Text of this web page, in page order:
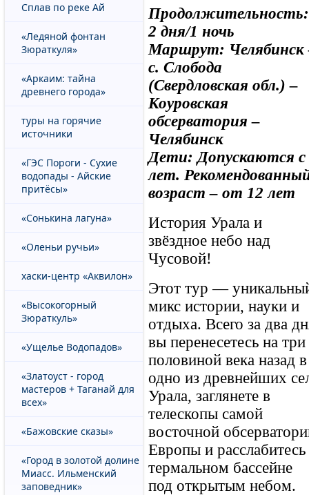
Сплав по реке Ай
«Ледяной фонтан
Зюраткуля»
«Аркаим: тайна
древнего города»
туры на горячие
источники
«ГЭС Пороги - Сухие
водопады - Айские
притёсы»
«Сонькина лагуна»
«Оленьи ручьи»
хаски-центр «Аквилон»
«Высокогорный
Зюраткуль»
«Ущелье Водопадов»
«Златоуст - город
мастеров + Таганай для
всех»
«Бажовские сказы»
«Город в золотой долине
Миасс. Ильменский
заповедник»
Продолжительность:
2 дня/1 ночь
Маршрут: Челябинск
с. Слобода
(Свердловская обл.) –
Коуровская
обсерватория –
Челябинск
Дети: Допускаются с
лет.
возраст – от 12 лет
История Урала и
звёздное небо над
Чусовой!
Этот тур —
микс истории, науки и
отдыха. Всего за два
вы перенесетесь на три
половиной века назад в
одно из древнейших
Урала, заглянете в
телескопы самой
восточной
Европы и расслабитесь
термальном бассейне
под открытым небом.